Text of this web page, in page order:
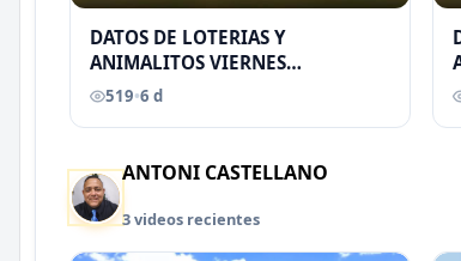
DATOS DE LOTERIAS Y
ANIMALITOS VIERNES
31/07/2026
519•6 d
ANTONI CASTELLANO
3 videos recientes